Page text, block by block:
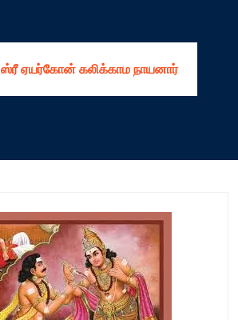
ஸ்ரீ ஏயர்கோன் கலிக்காம நாயனார்